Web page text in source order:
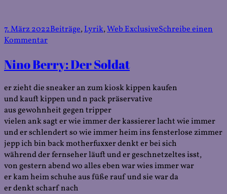
Veröffentlicht
am
7. März 2022Kategorien
Beiträge,Lyrik,Web ExclusiveSchreibe einen
Kommentarzu
Schlenker:
Ich
kann
nicht
über
den
Krieg
schreiben
Nino Berry: Der Soldat
er zieht die sneaker an zum kiosk kippen kaufen
und kauft kippen und n pack präservative
aus gewohnheit gegen tripper
vielen ank sagt er wie immer der kassierer lacht wie immer
und er schlendert so wie immer heim ins fensterlose zimmer
jepp ich bin back motherfuxxer denkt er bei sich
während der fernseher läuft und er geschnetzeltes isst,
von gestern abend wo alles eben war wies immer war
er kam heim schuhe aus füße rauf und sie war da
er denkt scharf nach